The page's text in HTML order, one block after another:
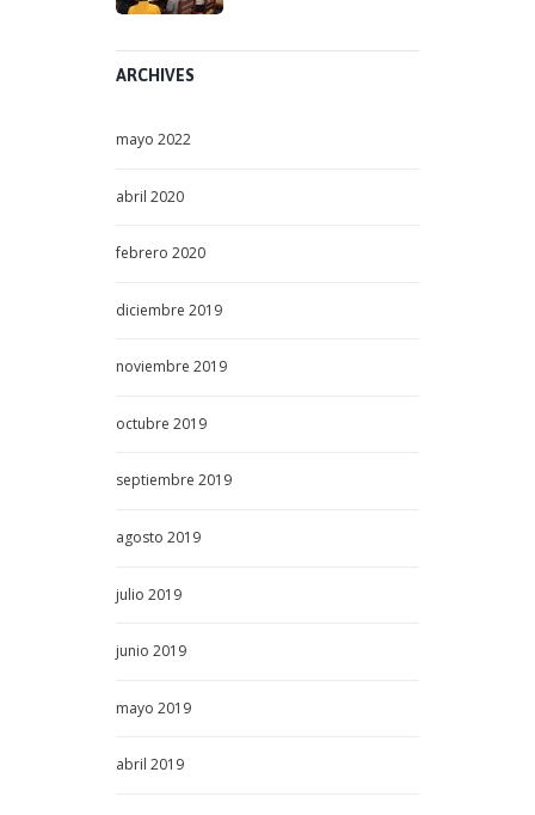
ARCHIVES
mayo 2022
abril 2020
febrero 2020
diciembre 2019
noviembre 2019
octubre 2019
septiembre 2019
agosto 2019
julio 2019
junio 2019
mayo 2019
abril 2019